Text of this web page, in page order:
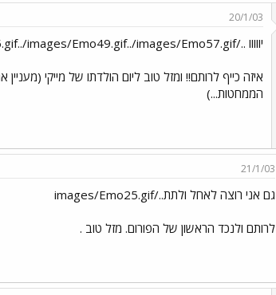
20/1/03
יווווו ../images/Emo65.gif../images/Emo49.gif../images/Emo57.gif
איזה כייף לרותם!! ומזל טוב ליום הולדתו של מייקי
הממחטות...)
21/1/03
גם אני רוצה לאחל ולתת../images/Emo25.gif
לרותם ולנכד הראשון של הפורום. מזל טוב .